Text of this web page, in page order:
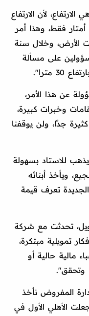
لأن الارتفاع
المحدد في مدينة الشيخ زايد هو 6 أمتار فقط، وهذا أمر
نحفر 25 مترا تحت الأرض، وخلال سنة
على مسألة
مترا".
عن هذا الأمر،
وخبرات كبيرة،
جدًا، ولن يوقفنا
للاستاد بسهولة
ويأخذ أبنائه
تعرف قيمة
تحدثت مع شركة
تمويلية مبتكرة،
مالية حالية أو
وتحقق".
المفروض نأخذ
الأهلي الأول في